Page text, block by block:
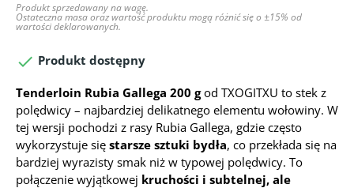
Produkt sprzedawany na wagę.
Ostateczna masa oraz wartość produktu mogą różnić się o ±15% od
wartości deklarowanych.
 Produkt dostępny
Tenderloin Rubia Gallega 200 god TXOGITXU to stek z
polędwicy – najbardziej delikatnego elementu wołowiny. W
tej wersji pochodzi z rasy Rubia Gallega, gdzie często
wykorzystuje się starsze sztuki bydła, co przekłada się na
bardziej wyrazisty smak niż w typowej polędwicy. To
połączenie wyjątkowej kruchości i subtelnej, ale